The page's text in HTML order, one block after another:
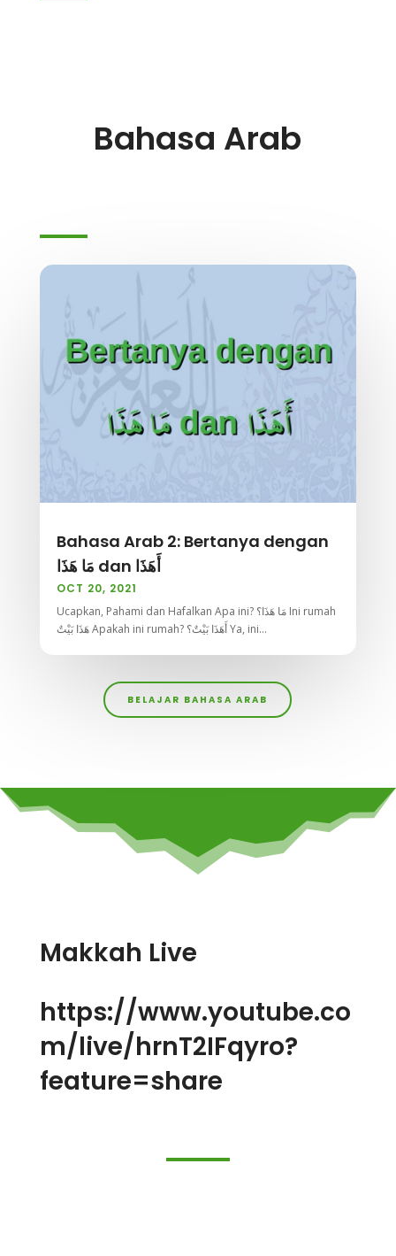
Bahasa Arab
Bahasa Arab 2: Bertanya dengan
مَا هَذَا dan أَهَذَا
OCT 20, 2021
Ucapkan, Pahami dan Hafalkan Apa ini? مَا هَذَا؟ Ini rumah
هَذَا بَيْتٌ Apakah ini rumah? أَهَذَا بَيْتٌ؟ Ya, ini...
BELAJAR BAHASA ARAB
Makkah Live
https://www.youtube.co
m/live/hrnT2IFqyro?
feature=share